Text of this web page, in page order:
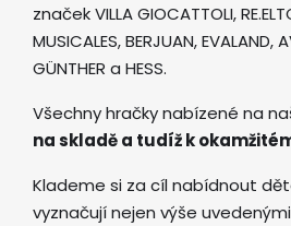
značek VILLA GIOCATTOLI,
MUSICALES, BERJUAN, EVALAND,
GÜNTHER a HESS.
Všechny hračky nabízené na
na skladě a tudíž k
Klademe si za cíl nabídnout
vyznačují nejen výše